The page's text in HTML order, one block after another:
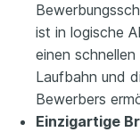
ist in logische
einen
Laufbahn und
Bewerbers
Einzigartige